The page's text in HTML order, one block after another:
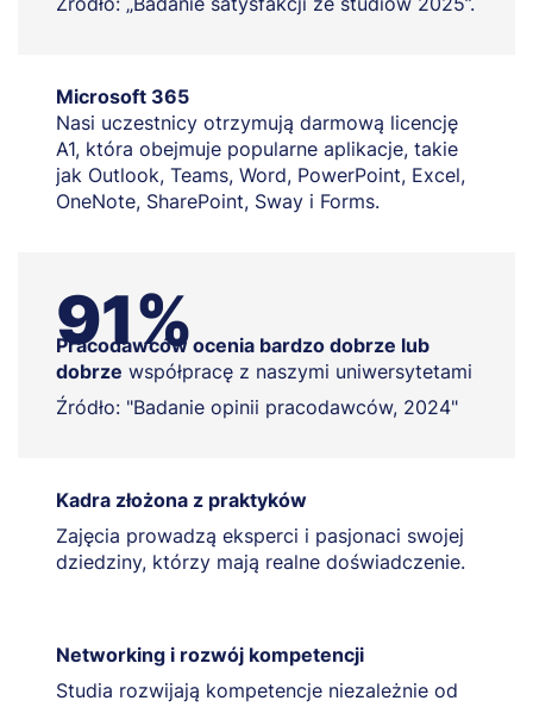
Microsoft 365
Nasi uczestnicy otrzymują darmową licencję
A1, która obejmuje popularne aplikacje, takie
jak Outlook, Teams, Word, PowerPoint, Excel,
OneNote, SharePoint, Sway i Forms.
91%
Pracodawców ocenia bardzo dobrze lub
dobrze współpracę z naszymi uniwersytetami
Źródło: "Badanie opinii pracodawców, 2024"
Kadra złożona z praktyków
Zajęcia prowadzą eksperci i pasjonaci swojej
dziedziny, którzy mają realne doświadczenie.
Networking i rozwój kompetencji
Studia rozwijają kompetencje niezależnie od